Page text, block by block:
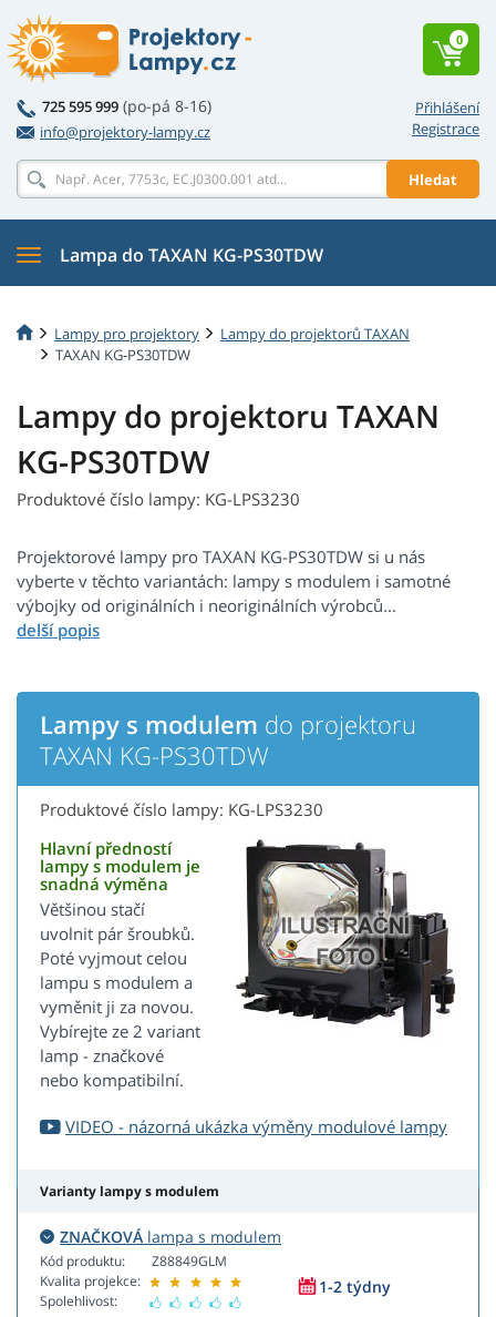
Přihlášení
Registrace
725 595 999 (po-pá 8-16)
info@projektory-lampy.cz
Hledat
0
Lampa do TAXAN KG-PS30TDW
Lampy pro projektory
Lampy do projektorů TAXAN
TAXAN KG-PS30TDW
Lampy do projektoru TAXAN
KG-PS30TDW
Produktové číslo lampy: KG-LPS3230
Projektorové lampy pro TAXAN KG-PS30TDW si u nás
vyberte v těchto variantách: lampy s modulem i samotné
výbojky od originálních i neoriginálních výrobců...
Lampy s modulem do projektoru
TAXAN KG-PS30TDW
Produktové číslo lampy: KG-LPS3230
Hlavní předností
lampy s modulem je
snadná výměna
Většinou stačí
uvolnit pár šroubků.
Poté vyjmout celou
lampu s modulem a
vyměnit ji za novou.
Vybírejte ze 2 variant
lamp - značkové
nebo kompatibilní.
VIDEO - názorná ukázka výměny modulové lampy
Varianty lampy s modulem
ZNAČKOVÁ lampa s modulem
Kód produktu:
Kvalita projekce:
Spolehlivost:
Z88849GLM
1-2 týdny